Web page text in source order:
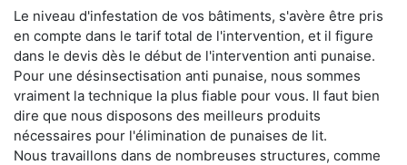
Le niveau d'infestation de vos bâtiments, s'avère être pris
en compte dans le tarif total de l'intervention, et il figure
dans le devis dès le début de l'intervention anti punaise.
Pour une désinsectisation anti punaise, nous sommes
vraiment la technique la plus fiable pour vous. Il faut bien
dire que nous disposons des meilleurs produits
nécessaires pour l'élimination de punaises de lit.
Nous travaillons dans de nombreuses structures, comme